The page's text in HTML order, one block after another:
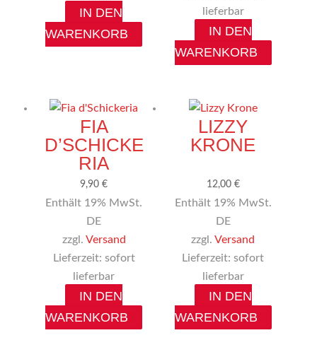
IN DEN
WARENKORB
lieferbar
IN DEN
WARENKORB
FIA
D’SCHICKE
RIA
9,90€
Enthält 19% MwSt.
DE
zzgl. Versand
Lieferzeit: sofort
lieferbar
IN DEN
WARENKORB
LIZZY
KRONE
12,00 €
Enthält 19% MwSt.
DE
zzgl.Versand
Lieferzeit: sofort
lieferbar
IN DEN
WARENKORB